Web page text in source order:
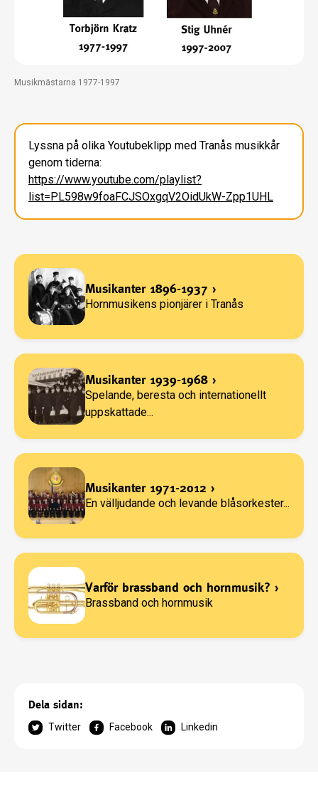
Musikmästarna 1977-1997
Lyssna på olika Youtubeklipp med Tranås musikkår
genom tiderna:
https://www.youtube.com/playlist?
list=PL598w9foaFCJSOxgqV2OidUkW-Zpp1UHL
Musikanter 1896-1937 ›
Hornmusikens pionjärer i Tranås
Musikanter 1939-1968 ›
Spelande, beresta och internationellt
uppskattade...
Musikanter 1971-2012 ›
En välljudande och levande blåsorkester...
Varför brassband och hornmusik? ›
Brassband och hornmusik
Dela sidan:
Twitter Facebook Linkedin